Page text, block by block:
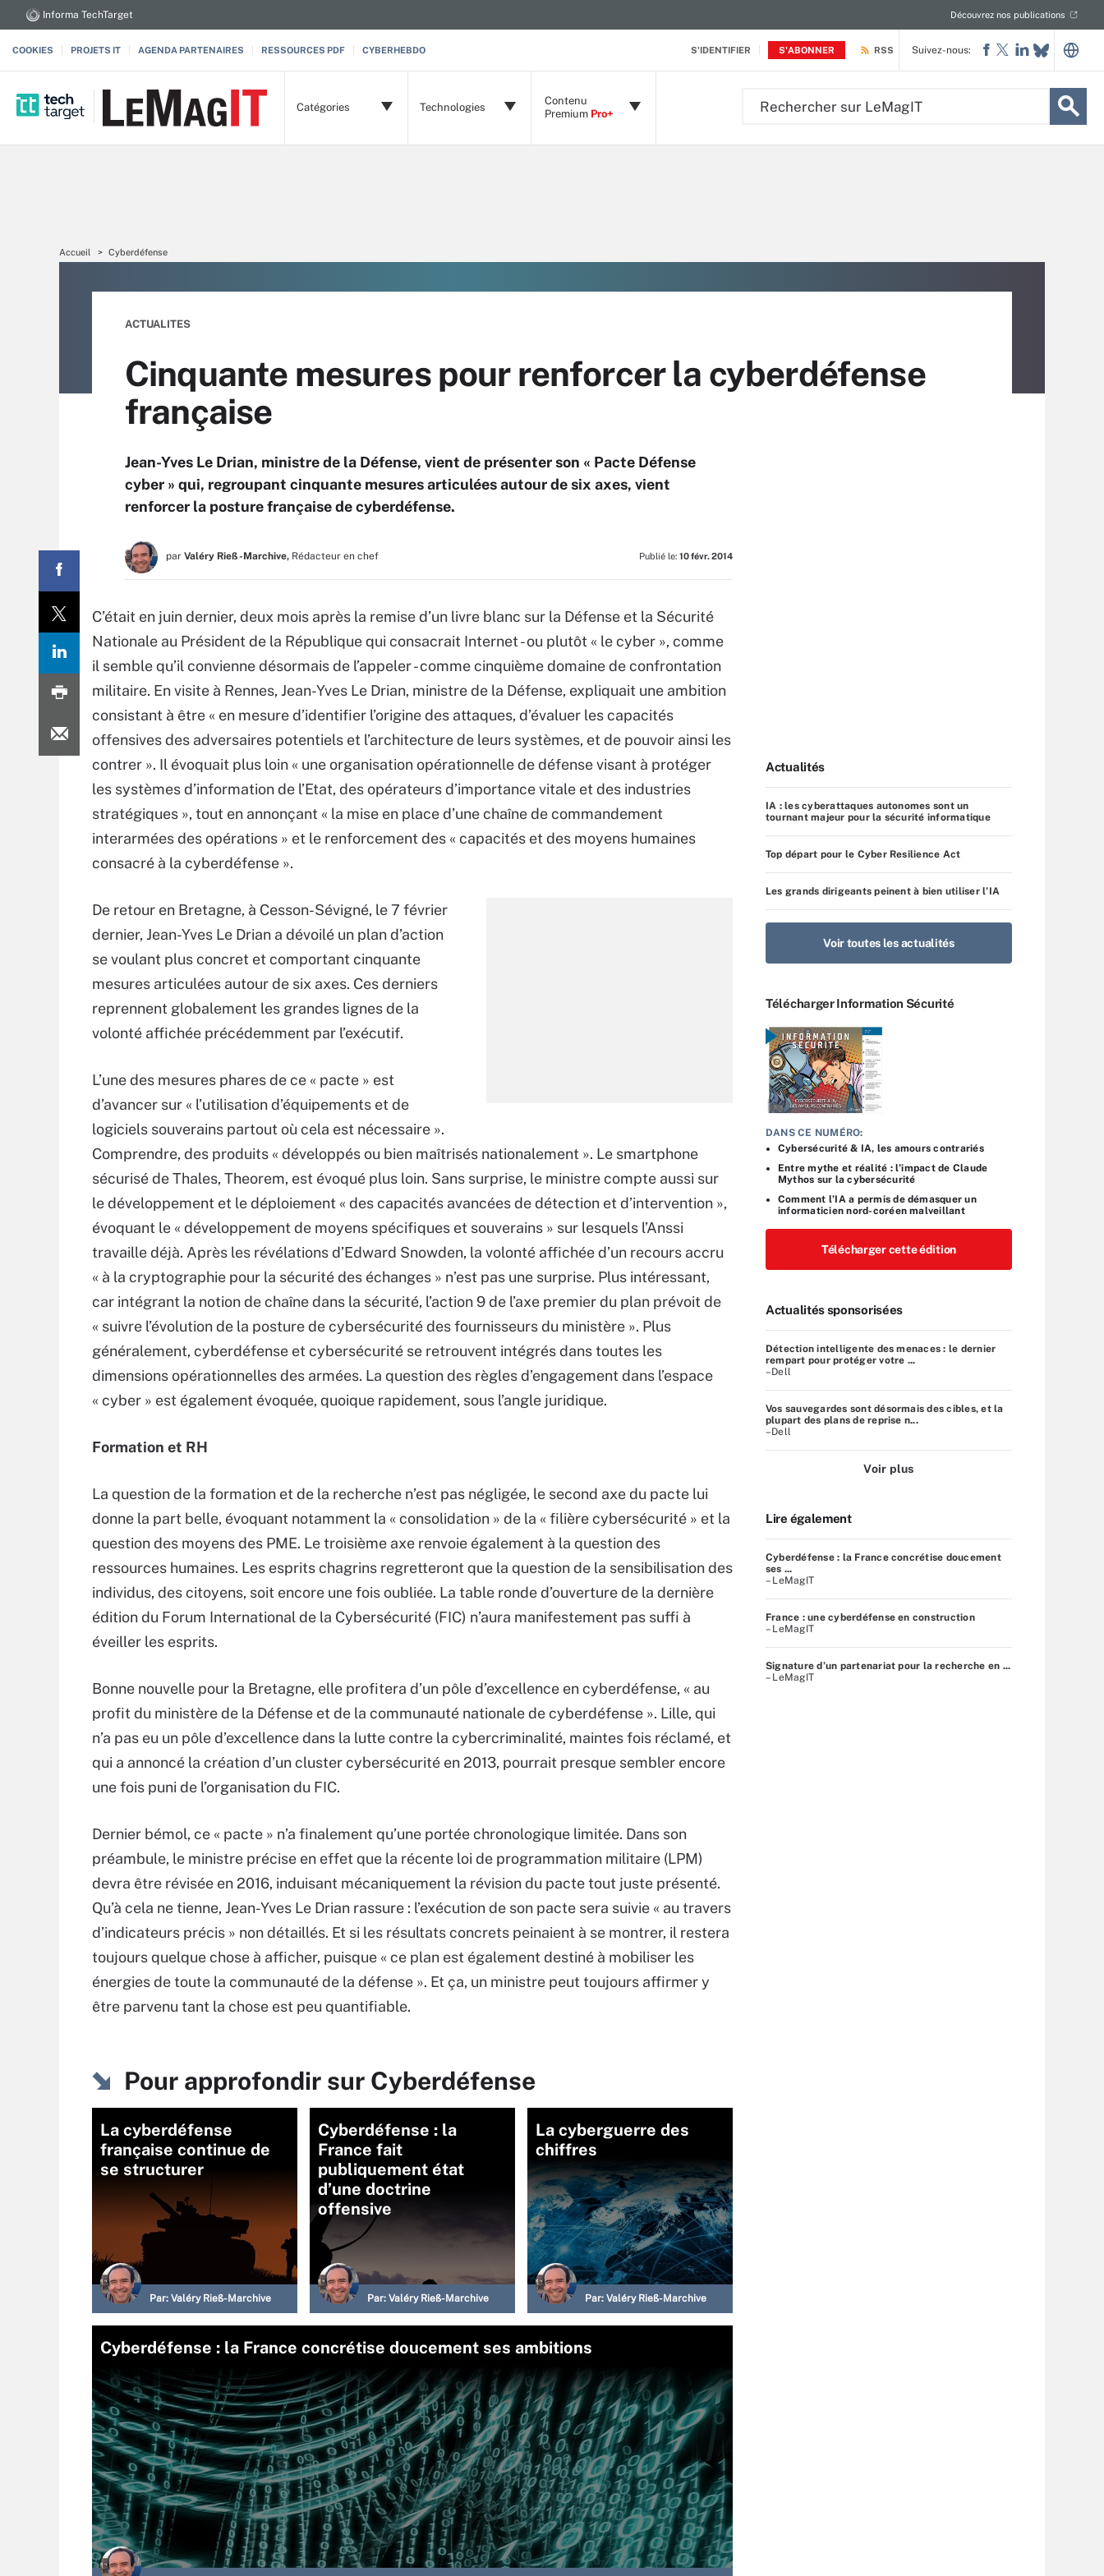
S'IDENTIFIER S'ABONNER
Informa TechTarget Découvrez nos publications
COOKIES PROJETS IT AGENDA PARTENAIRES RESSOURCES PDF CYBERHEBDO RSS
Catégories Technologies
Contenu
Premium Pro+
Suivez-nous:
Accueil Cyberdéfense
ACTUALITES
Cinquante mesures pour renforcer la cyberdéfense
française
Jean-Yves Le Drian, ministre de la Défense, vient de présenter son « Pacte Défense
cyber » qui, regroupant cinquante mesures articulées autour de six axes, vient
renforcer la posture française de cyberdéfense.
par Valéry Rieß-Marchive, Rédacteur en chef Publié le: 10 févr. 2014
C’était en juin dernier, deux mois après la remise d’un livre blanc sur la Défense et la Sécurité
Nationale au Président de la République qui consacrait Internet - ou plutôt « le cyber », comme
il semble qu’il convienne désormais de l’appeler - comme cinquième domaine de confrontation
militaire. En visite à Rennes, Jean-Yves Le Drian, ministre de la Défense, expliquait une ambition
consistant à être « en mesure d’identifier l’origine des attaques, d’évaluer les capacités
offensives des adversaires potentiels et l’architecture de leurs systèmes, et de pouvoir ainsi les
contrer ». Il évoquait plus loin « une organisation opérationnelle de défense visant à protéger
les systèmes d’information de l’Etat, des opérateurs d’importance vitale et des industries
stratégiques », tout en annonçant « la mise en place d’une chaîne de commandement
interarmées des opérations » et le renforcement des « capacités et des moyens humaines
consacré à la cyberdéfense ».
De retour en Bretagne, à Cesson-Sévigné, le 7 février
dernier, Jean-Yves Le Drian a dévoilé un plan d’action
se voulant plus concret et comportant cinquante
mesures articulées autour de six axes. Ces derniers
reprennent globalement les grandes lignes de la
volonté affichée précédemment par l’exécutif.
L’une des mesures phares de ce « pacte » est
d’avancer sur « l’utilisation d’équipements et de
logiciels souverains partout où cela est nécessaire ».
Comprendre, des produits « développés ou bien maîtrisés nationalement ». Le smartphone
sécurisé de Thales, Theorem, est évoqué plus loin. Sans surprise, le ministre compte aussi sur
le développement et le déploiement « des capacités avancées de détection et d’intervention »,
évoquant le « développement de moyens spécifiques et souverains » sur lesquels l’Anssi
travaille déjà. Après les révélations d’Edward Snowden, la volonté affichée d’un recours accru
« à la cryptographie pour la sécurité des échanges » n’est pas une surprise. Plus intéressant,
car intégrant la notion de chaîne dans la sécurité, l’action 9 de l’axe premier du plan prévoit de
« suivre l’évolution de la posture de cybersécurité des fournisseurs du ministère ». Plus
généralement, cyberdéfense et cybersécurité se retrouvent intégrés dans toutes les
dimensions opérationnelles des armées. La question des règles d’engagement dans l’espace
« cyber » est également évoquée, quoique rapidement, sous l’angle juridique.
Formation et RH
La question de la formation et de la recherche n’est pas négligée, le second axe du pacte lui
donne la part belle, évoquant notamment la « consolidation » de la « filière cybersécurité » et la
question des moyens des PME. Le troisième axe renvoie également à la question des
ressources humaines. Les esprits chagrins regretteront que la question de la sensibilisation des
individus, des citoyens, soit encore une fois oubliée. La table ronde d’ouverture de la dernière
édition du Forum International de la Cybersécurité (FIC) n’aura manifestement pas suffi à
éveiller les esprits.
Bonne nouvelle pour la Bretagne, elle profitera d’un pôle d’excellence en cyberdéfense, « au
profit du ministère de la Défense et de la communauté nationale de cyberdéfense ». Lille, qui
n’a pas eu un pôle d’excellence dans la lutte contre la cybercriminalité, maintes fois réclamé, et
qui a annoncé la création d’un cluster cybersécurité en 2013, pourrait presque sembler encore
une fois puni de l’organisation du FIC.
Dernier bémol, ce « pacte » n’a finalement qu’une portée chronologique limitée. Dans son
préambule, le ministre précise en effet que la récente loi de programmation militaire (LPM)
devra être révisée en 2016, induisant mécaniquement la révision du pacte tout juste présenté.
Qu’à cela ne tienne, Jean-Yves Le Drian rassure : l’exécution de son pacte sera suivie « au travers
d’indicateurs précis » non détaillés. Et si les résultats concrets peinaient à se montrer, il restera
toujours quelque chose à afficher, puisque « ce plan est également destiné à mobiliser les
énergies de toute la communauté de la défense ». Et ça, un ministre peut toujours affirmer y
être parvenu tant la chose est peu quantifiable.
Pour approfondir sur Cyberdéfense
La cyberdéfense
française continue de
se structurer
Par: Valéry Rieß-Marchive
Cyberdéfense : la
France fait
publiquement état
d’une doctrine
offensive
Par: Valéry Rieß-Marchive
La cyberguerre des
chiffres
Par: Valéry Rieß-Marchive
Cyberdéfense : la France concrétise doucement ses ambitions
Actualités
IA : les cyberattaques autonomes sont un
tournant majeur pour la sécurité informatique
Top départ pour le Cyber Resilience Act
Les grands dirigeants peinent à bien utiliser l’IA
Voir toutes les actualités
Télécharger Information Sécurité
DANS CE NUMÉRO:
Cybersécurité & IA, les amours contrariés
Entre mythe et réalité : l’impact de Claude
Mythos sur la cybersécurité
Comment l’IA a permis de démasquer un
informaticien nord-coréen malveillant
Télécharger cette édition
Actualités sponsorisées
Détection intelligente des menaces : le dernier
rempart pour protéger votre ...
–Dell
Vos sauvegardes sont désormais des cibles, et la
plupart des plans de reprise n...
–Dell
Voir plus
Lire également
Cyberdéfense : la France concrétise doucement
ses ...
– LeMagIT
France : une cyberdéfense en construction
– LeMagIT
Signature d’un partenariat pour la recherche en ...
– LeMagIT